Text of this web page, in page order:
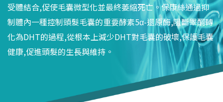
受體結合,促使毛囊微型化並最終萎縮死亡。保康絲通過抑
制體內一種控制頭髮毛囊的重要酵素5α-還原酶,阻斷睪酮轉
化為DHT的過程,從根本上減少DHT對毛囊的破壞,保護毛囊
健康,促進頭髮的生長與維持。